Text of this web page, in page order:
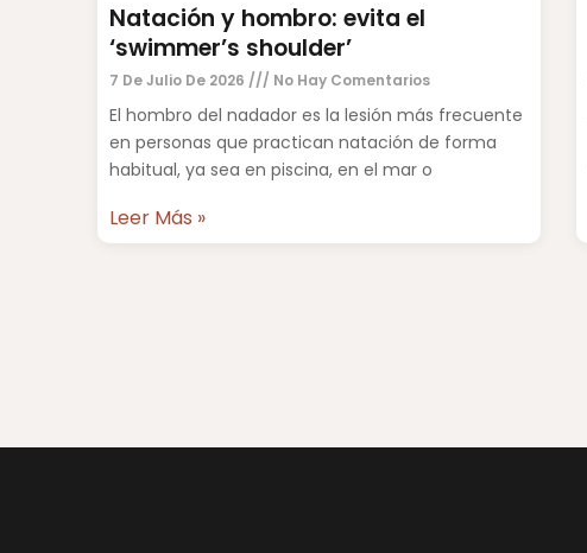
Natación y hombro: evita el
‘swimmer’s shoulder’
7 De Julio De 2026 No Hay Comentarios
El hombro del nadador es la lesión más frecuente
en personas que practican natación de forma
habitual, ya sea en piscina, en el mar o
Leer Más »